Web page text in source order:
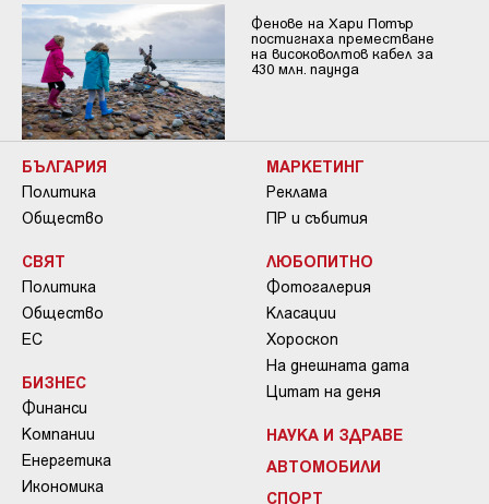
Фенове на Хари Потър
постигнаха преместване
на високоволтов кабел за
430 млн. паунда
БЪЛГАРИЯ
Политика
Общество
СВЯТ
Политика
Общество
ЕС
БИЗНЕС
Финанси
Компании
Енергетика
Икономика
МАРКЕТИНГ
Реклама
ПР и събития
ЛЮБОПИТНО
Фотогалерия
Класации
Хороскоп
На днешната дата
Цитат на деня
НАУКА И ЗДРАВЕ
АВТОМОБИЛИ
СПОРТ